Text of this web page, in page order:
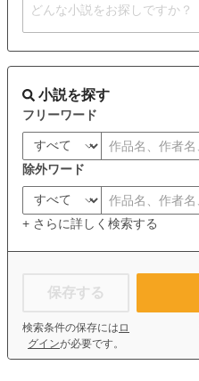
小説を探す
フリーワード
除外ワード
+ さらに詳しく検索する
保存する
検索条件の保存には ロ
グインが必要です。